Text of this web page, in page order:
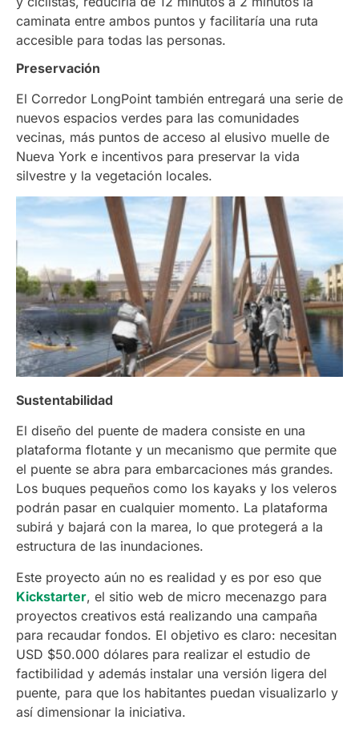
caminata entre ambos puntos y facilitaría una ruta
accesible para todas las personas.
Preservación
El Corredor LongPoint también entregará una serie de
nuevos espacios verdes para las comunidades
vecinas, más puntos de acceso al elusivo muelle de
Nueva York e incentivos para preservar la vida
silvestre y la vegetación locales.
Sustentabilidad
El diseño del puente de madera consiste en una
plataforma flotante y un mecanismo que permite que
el puente se abra para embarcaciones más grandes.
Los buques pequeños como los kayaks y los veleros
podrán pasar en cualquier momento. La plataforma
subirá y bajará con la marea, lo que protegerá a la
estructura de las inundaciones.
Este proyecto aún no es realidad y es por eso que
Kickstarter, el sitio web de micro mecenazgo para
proyectos creativos está realizando una campaña
para recaudar fondos. El objetivo es claro: necesitan
USD $50.000 dólares para realizar el estudio de
factibilidad y además instalar una versión ligera del
puente, para que los habitantes puedan visualizarlo y
así dimensionar la iniciativa.